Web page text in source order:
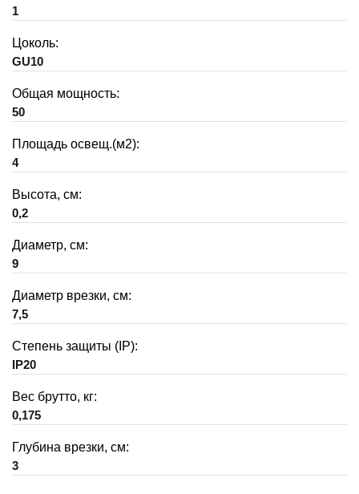
1
Цоколь:
GU10
Общая мощность:
50
Площадь освещ.(м2):
4
Высота, см:
0,2
Диаметр, см:
9
Диаметр врезки, см:
7,5
Степень защиты (IP):
IP20
Вес брутто, кг:
0,175
Глубина врезки, см:
3